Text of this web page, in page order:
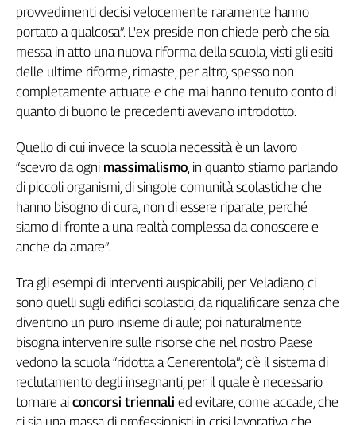
Storico
1955-
2014
Cerca
Contatti
La
redazione
Newsletter
Social
provvedimenti decisi velocemente raramente hanno
portato a qualcosa”. L'ex preside non chiede però che sia
messa in atto una nuova riforma della scuola, visti gli esiti
delle ultime riforme, rimaste, per altro, spesso non
completamente attuate e che mai hanno tenuto conto di
quanto di buono le precedenti avevano introdotto.
Quello di cui invece la scuola necessità è un lavoro
“scevro da ogni massimalismo , in quanto stiamo parlando
di piccoli organismi, di singole comunità scolastiche che
hanno bisogno di cura, non di essere riparate, perché
siamo di fronte a una realtà complessa da conoscere e
anche da amare”.
Tra gli esempi di interventi auspicabili, per Veladiano, ci
sono quelli sugli edifici scolastici, da riqualificare senza che
diventino un puro insieme di aule; poi naturalmente
bisogna intervenire sulle risorse che nel nostro Paese
vedono la scuola “ridotta a Cenerentola”; c’è il sistema di
reclutamento degli insegnanti, per il quale è necessario
tornare ai concorsi triennali ed evitare, come accade, che
ci sia una massa di professionisti in crisi lavorativa che